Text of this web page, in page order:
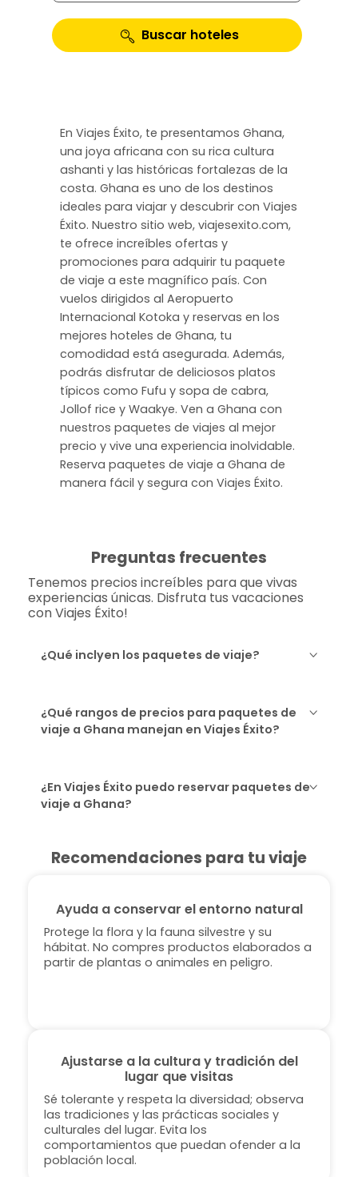
Buscar hoteles
En Viajes Éxito, te presentamos Ghana,
una joya africana con su rica cultura
ashanti y las históricas fortalezas de la
costa. Ghana es uno de los destinos
ideales para viajar y descubrir con Viajes
Éxito. Nuestro sitio web, viajesexito.com,
te ofrece increíbles ofertas y
promociones para adquirir tu paquete
de viaje a este magnífico país. Con
vuelos dirigidos al Aeropuerto
Internacional Kotoka y reservas en los
mejores hoteles de Ghana, tu
comodidad está asegurada. Además,
podrás disfrutar de deliciosos platos
típicos como Fufu y sopa de cabra,
Jollof rice y Waakye. Ven a Ghana con
nuestros paquetes de viajes al mejor
precio y vive una experiencia inolvidable.
Reserva paquetes de viaje a Ghana de
manera fácil y segura con Viajes Éxito.
Preguntas frecuentes
Tenemos precios increíbles para que vivas
experiencias únicas. Disfruta tus vacaciones
con Viajes Éxito!
¿Qué inclyen los paquetes de viaje?
¿Qué rangos de precios para paquetes de
viaje a Ghana manejan en Viajes Éxito?
¿En Viajes Éxito puedo reservar paquetes de
viaje a Ghana?
Recomendaciones para tu viaje
Ayuda a conservar el entorno natural
Protege la flora y la fauna silvestre y su
hábitat. No compres productos elaborados a
partir de plantas o animales en peligro.
Ajustarse a la cultura y tradición del
lugar que visitas
Sé tolerante y respeta la diversidad; observa
las tradiciones y las prácticas sociales y
culturales del lugar. Evita los
comportamientos que puedan ofender a la
población local.